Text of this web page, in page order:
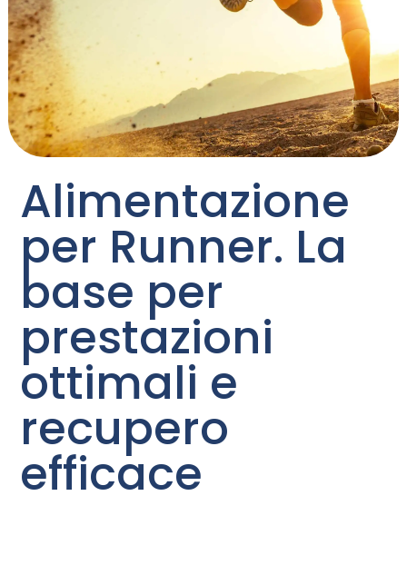
Alimentazione
per Runner. La
base per
prestazioni
ottimali e
recupero
efficace